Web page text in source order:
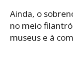
Ainda, o
no meio
museus e à